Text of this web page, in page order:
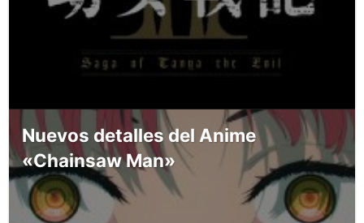
Nuevos detalles del Anime
«Chainsaw Man»